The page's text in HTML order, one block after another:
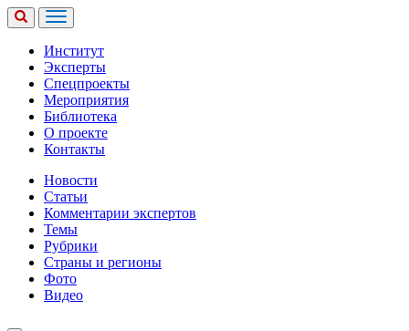
Институт
Эксперты
Спецпроекты
Мероприятия
Библиотека
О проекте
Контакты
Новости
Статьи
Комментарии экспертов
Темы
Рубрики
Страны и регионы
Фото
Видео